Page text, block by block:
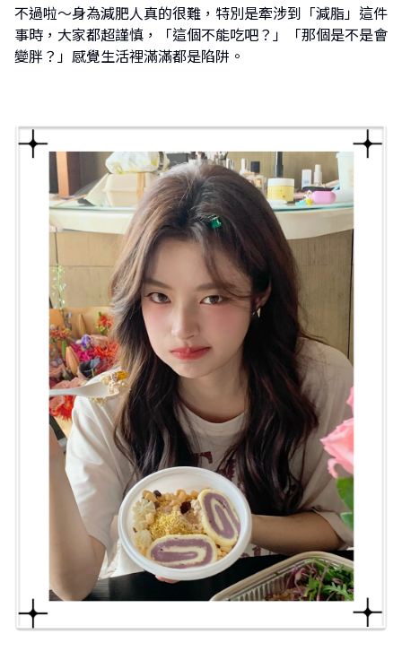
不過啦～身為減肥人真的很難，特別是牽涉到「減脂」這件
事時，大家都超謹慎，「這個不能吃吧？」「那個是不是會
變胖？」感覺生活裡滿滿都是陷阱。